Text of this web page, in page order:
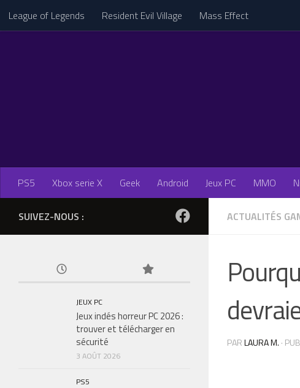
Skip to content
League of Legends Resident Evil Village Mass Effect
PS5 Xbox serie X Geek Android Jeux PC MMO
ACTUALITÉS
PARLAURA M. ·
SUIVEZ-NOUS :
JEUX PC
Jeux indés horreur PC 2026 :
trouver et télécharger en
sécurité
3 AOÛT 2026
PS5